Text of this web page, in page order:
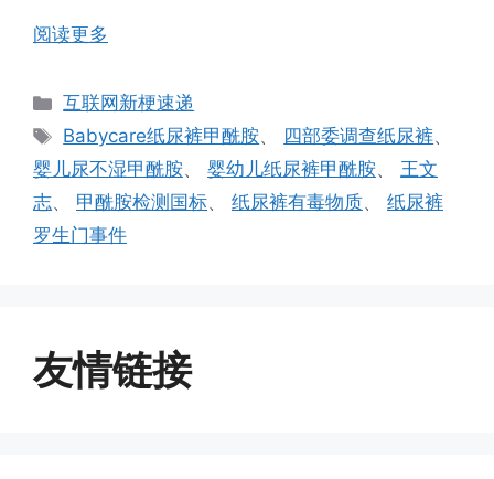
阅读更多
分
类
互联网新梗速递
标
签
Babycare纸尿裤甲酰胺、 四部委调查纸尿裤、
婴儿尿不湿甲酰胺、 婴幼儿纸尿裤甲酰胺、 王文
志、 甲酰胺检测国标、 纸尿裤有毒物质、 纸尿裤
罗生门事件
友情链接